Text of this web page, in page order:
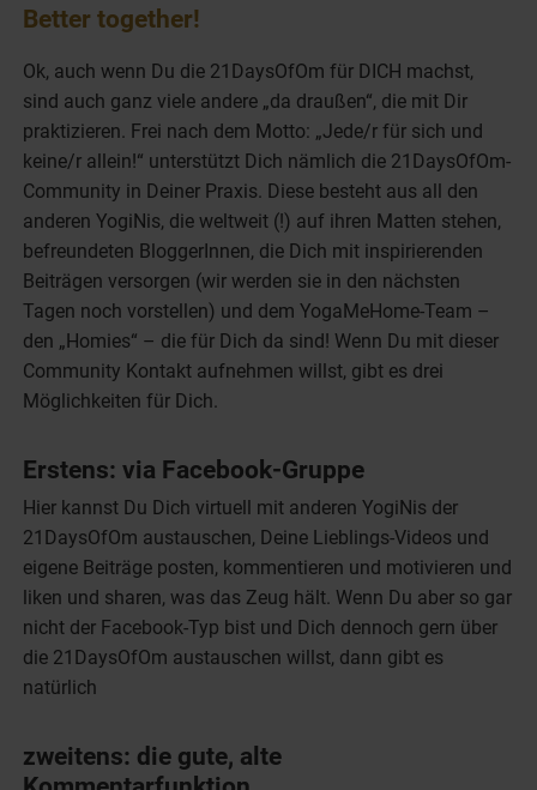
Better together!
Ok, auch wenn Du die 21DaysOfOm für DICH machst,
sind auch ganz viele andere „da draußen“, die mit Dir
praktizieren. Frei nach dem Motto: „Jede/r für sich und
keine/r allein!“ unterstützt Dich nämlich die 21DaysOfOm-
Community in Deiner Praxis. Diese besteht aus all den
anderen YogiNis, die weltweit (!) auf ihren Matten stehen,
befreundeten BloggerInnen, die Dich mit inspirierenden
Beiträgen versorgen (wir werden sie in den nächsten
Tagen noch vorstellen) und dem YogaMeHome-Team –
den „Homies“ – die für Dich da sind! Wenn Du mit dieser
Community Kontakt aufnehmen willst, gibt es drei
Möglichkeiten für Dich.
Erstens: via Facebook-Gruppe
Hier kannst Du Dich virtuell mit anderen YogiNis der
21DaysOfOm austauschen, Deine Lieblings-Videos und
eigene Beiträge posten, kommentieren und motivieren und
liken und sharen, was das Zeug hält. Wenn Du aber so gar
nicht der Facebook-Typ bist und Dich dennoch gern über
die 21DaysOfOm austauschen willst, dann gibt es
natürlich
zweitens: die gute, alte